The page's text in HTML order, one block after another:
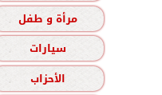
مرأة و طفل
سيارات
الأحزاب